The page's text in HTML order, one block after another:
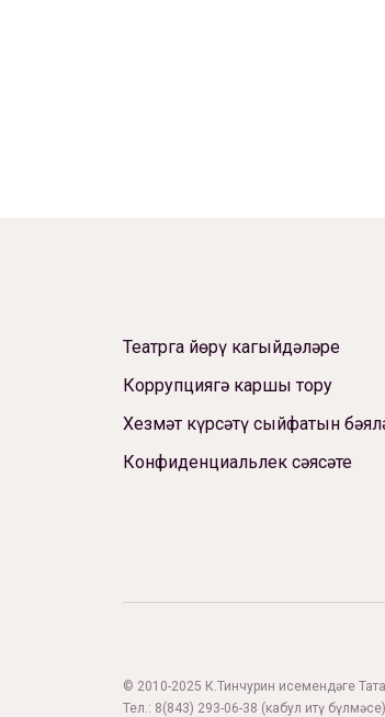
Театрга йөрү кагыйдәләре
Коррупциягә каршы тору
Хезмәт күрсәтү сыйфатын
Конфиденциальлек сәясәте
© 2010-2025 К.Тинчурин исемендәге
Тел.: 8(843) 293-06-38 (кабул итү